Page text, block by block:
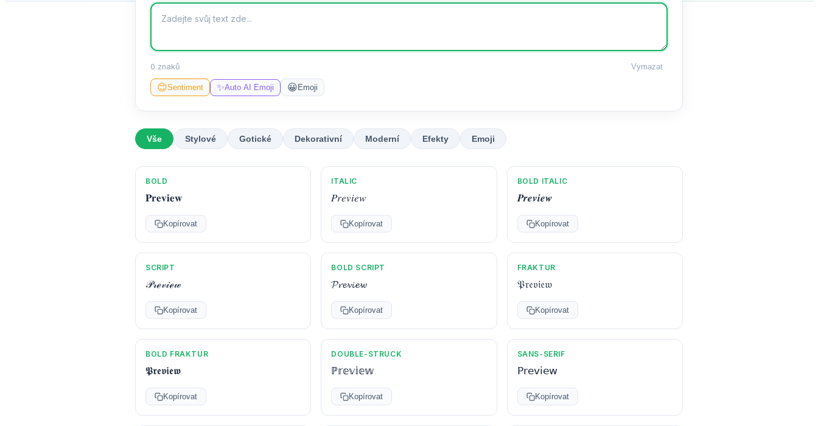
0 znaků Vymazat
😊Sentiment ✨Auto AI Emoji 😀 Emoji
Vše Stylové Gotické Dekorativní Moderní Efekty Emoji
BOLD
𝐏𝐫𝐞𝐯𝐢𝐞𝐰
Kopírovat
ITALIC
𝑃𝑟𝑒𝑣𝑖𝑒𝑤
Kopírovat
BOLD ITALIC
𝑷𝒓𝒆𝒗𝒊𝒆𝒘
Kopírovat
SCRIPT
𝒫𝓇ℯ𝓋𝒾ℯ𝓌
Kopírovat
BOLD SCRIPT
𝓟𝓻𝓮𝓿𝓲𝓮𝔀
Kopírovat
FRAKTUR
𝔓𝔯𝔢𝔳𝔦𝔢𝔴
Kopírovat
BOLD FRAKTUR
𝕻𝖗𝖊𝖛𝖎𝖊𝖜
Kopírovat
DOUBLE-STRUCK
ℙ𝕣𝕖𝕧𝕚𝕖𝕨
Kopírovat
SANS-SERIF
𝖯𝗋𝖾𝗏𝗂𝖾𝗐
Kopírovat